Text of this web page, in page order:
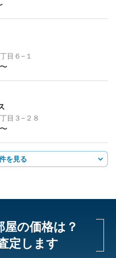
目６−１
目３−２８
を見る
の価格は？
定します